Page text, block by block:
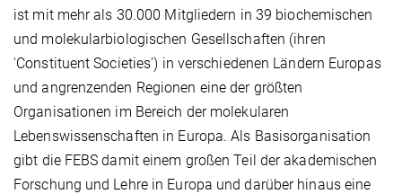
ist mit mehr als 30.000 Mitgliedern in 39 biochemischen
und molekularbiologischen Gesellschaften (ihren
'Constituent Societies') in verschiedenen Ländern Europas
und angrenzenden Regionen eine der größten
Organisationen im Bereich der molekularen
Lebenswissenschaften in Europa. Als Basisorganisation
gibt die FEBS damit einem großen Teil der akademischen
Forschung und Lehre in Europa und darüber hinaus eine